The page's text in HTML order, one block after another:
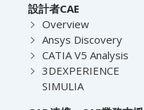
設計者CAE
Overview
Ansys Discovery
CATIA V5 Analysis
3DEXPERIENCE
SIMULIA